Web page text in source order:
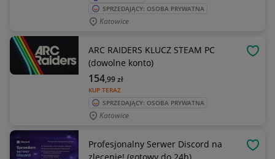
SPRZEDAJĄCY: OSOBA PRYWATNA
Katowice
ARC RAIDERS KLUCZ STEAM PC
(dowolne konto)
KUP TERAZ
154,99zł
SPRZEDAJĄCY: OSOBA PRYWATNA
Katowice
Profesjonalny Serwer Discord na